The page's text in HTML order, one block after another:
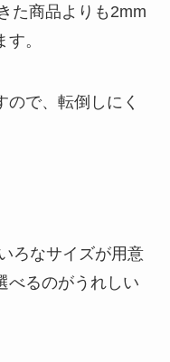
た商品よりも2mm
。
ので、転倒しにく
ろなサイズが用意
べるのがうれしい